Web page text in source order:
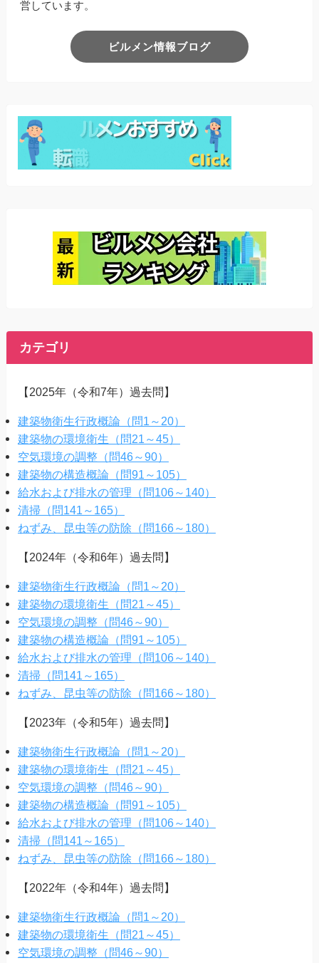
営しています。
ビルメン情報ブログ
カテゴリ
【2025年（令和7年）過去問】
建築物衛生行政概論（問1～20）
建築物の環境衛生（問21～45）
空気環境の調整（問46～90）
建築物の構造概論（問91～105）
給水および排水の管理（問106～140）
清掃（問141～165）
ねずみ、昆虫等の防除（問166～180）
【2024年（令和6年）過去問】
建築物衛生行政概論（問1～20）
建築物の環境衛生（問21～45）
空気環境の調整（問46～90）
建築物の構造概論（問91～105）
給水および排水の管理（問106～140）
清掃（問141～165）
ねずみ、昆虫等の防除（問166～180）
【2023年（令和5年）過去問】
建築物衛生行政概論（問1～20）
建築物の環境衛生（問21～45）
空気環境の調整（問46～90）
建築物の構造概論（問91～105）
給水および排水の管理（問106～140）
清掃（問141～165）
ねずみ、昆虫等の防除（問166～180）
【2022年（令和4年）過去問】
建築物衛生行政概論（問1～20）
建築物の環境衛生（問21～45）
空気環境の調整（問46～90）